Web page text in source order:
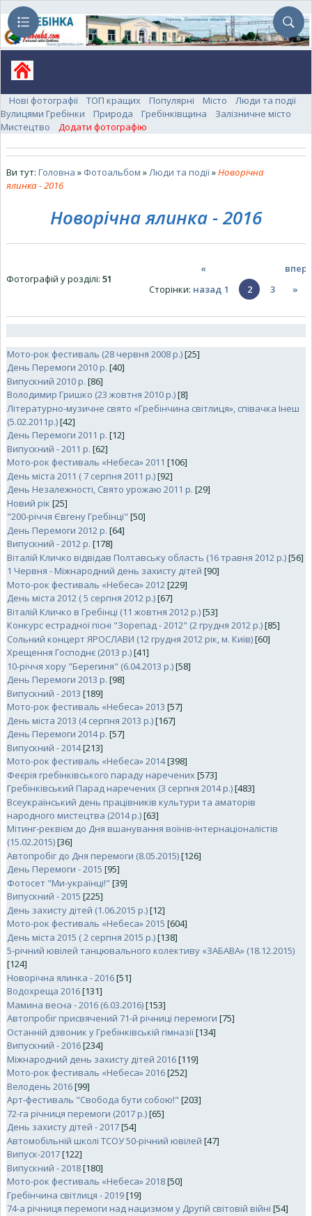
Нові фотографії ТОП кращих Популярні Місто
Люди та події
Вулицями Гребінки
Природа Гребінківщина
Залізничне місто
Мистецтво
Додати фотографію
Ви тут: Головна » Фотоальбом » Люди та події» Новорічна
ялинка - 2016
Новорічна ялинка - 2016
Фотографій у розділі: 51
Сторінки:
«
назад 1 2 3
»
Мото-рок фестиваль (28 червня 2008 р.)[25]
День Перемоги 2010 р. [40]
Випускний 2010 р. [86]
Володимир Гришко (23 жовтня 2010 р.)[8]
Літературно-музичне свято «Гребінчина світлиця», співачка Інеш
(5.02.2011р.)[42]
День Перемоги 2011 р. [12]
Випускний - 2011 р. [62]
Мото-рок фестиваль «Небеса» 2011 [106]
День міста 2011 ( 7 серпня 2011 р.)[92]
День Незалежності, Свято урожаю 2011 р. [29]
Новий рік [25]
"200-річчя Євгену Гребінці" [50]
День Перемоги 2012 р. [64]
Випускний - 2012 р. [178]
Віталій Кличко відвідав Полтавську область (16 травня 2012 р.)[56]
1 Червня - Міжнародний день захисту дітей [90]
Мото-рок фестиваль «Небеса» 2012[229]
День міста 2012 ( 5 серпня 2012 р.)[67]
Віталій Кличко в Гребінці (11 жовтня 2012 р.)[53]
Конкурс естрадної пісні "Зорепад - 2012" (2 грудня 2012 р.)[85]
Cольний концерт ЯРОСЛАВИ (12 грудня 2012 рік, м. Київ)[60]
Хрещення Господнє (2013 р.)[41]
10-річчя хору "Берегиня" (6.04.2013 р.)[58]
День Перемоги 2013 р. [98]
Випускний - 2013 [189]
Мото-рок фестиваль «Небеса» 2013 [57]
День міста 2013 (4 серпня 2013 р.)[167]
День Перемоги 2014 р. [57]
Випускний - 2014[213]
Мото-рок фестиваль «Небеса» 2014[398]
Феєрія гребінківського параду наречених[573]
Гребінківський Парад наречених (3 серпня 2014 р.)[483]
Всеукраїнський день працівників культури та аматорів
народного мистецтва (2014 р.)[63]
Мітинг-реквієм до Дня вшанування воїнів-інтернаціоналістів
(15.02.2015)[36]
Автопробіг до Дня перемоги (8.05.2015)[126]
День Перемоги - 2015 [95]
Фотосет "Ми-українці!" [39]
Випускний - 2015 [225]
День захисту дітей (1.06.2015 р.)[12]
Мото-рок фестиваль «Небеса» 2015 [604]
День міста 2015 ( 2 серпня 2015 р.)[138]
5-річний ювілей танцювального колективу «ЗАБАВА» (18.12.2015)
[124]
Новорічна ялинка - 2016[51]
Водохреща 2016[131]
Мамина весна - 2016 (6.03.2016)[153]
Автопробіг присвячений 71-й річниці перемоги [75]
Останній дзвоник у Гребінківській гімназії[134]
Випускний - 2016[234]
Міжнародний день захисту дітей 2016[119]
Мото-рок фестиваль «Небеса» 2016[252]
Велодень 2016[99]
Арт-фестиваль "Свобода бути собою!" [203]
72-га річниця перемоги (2017 р.)[65]
День захисту дітей - 2017[54]
Автомобільній школі ТСОУ 50-річний ювілей [47]
Випуск-2017[122]
Випускний - 2018[180]
Мото-рок фестиваль «Небеса» 2018[50]
Гребінчина світлиця - 2019[19]
74-а річниця перемоги над нацизмом у Другій світовій війні [54]